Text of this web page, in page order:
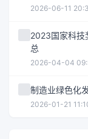
2026-06-11
2023国家科技
总
2026-04-04
制造业绿色化
2026-01-21